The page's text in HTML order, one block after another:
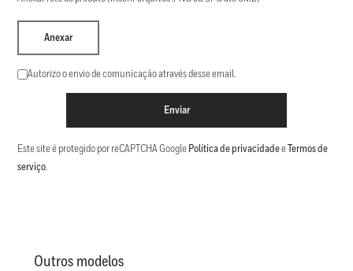
Anexar
Autorizo o envio de comunicação através desse email.
Enviar
Este site é protegido por reCAPTCHA Google Política de privacidadee Termos de
serviço.
Outros modelos